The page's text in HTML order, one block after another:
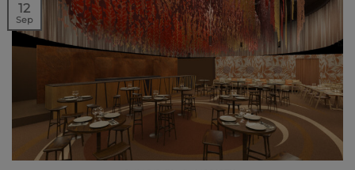
12
Sep